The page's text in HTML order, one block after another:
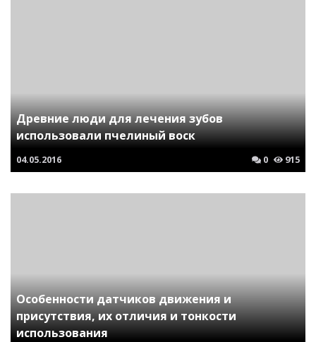
Древние люди для лечения зубов
использовали пчелиный воск
04.05.2016 0 915
Особенности датчиков движения и
присутствия, их отличия и тонкости
использования